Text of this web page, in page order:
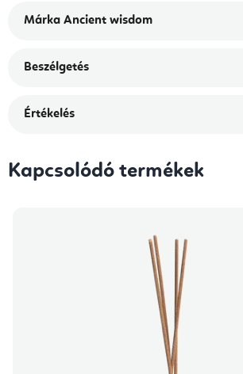
Márka Ancient wisdom
Beszélgetés
Értékelés
Kapcsolódó termékek